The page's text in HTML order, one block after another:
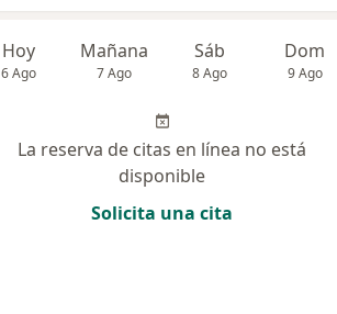
Hoy
6 Ago
Mañana
7 Ago
Sáb
8 Ago
Dom
9 Ago
La reserva de citas en línea no está
disponible
Solicita una cita